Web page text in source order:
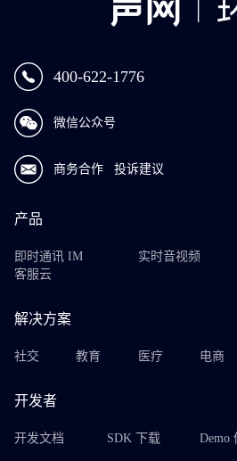
400-622-1776
微信公众号
商务合作 投诉建议
产品
即时通讯 IM 实时音视频
客服云
解决方案
社交 教育 医疗 电商
开发者
开发文档 SDK 下载 Demo